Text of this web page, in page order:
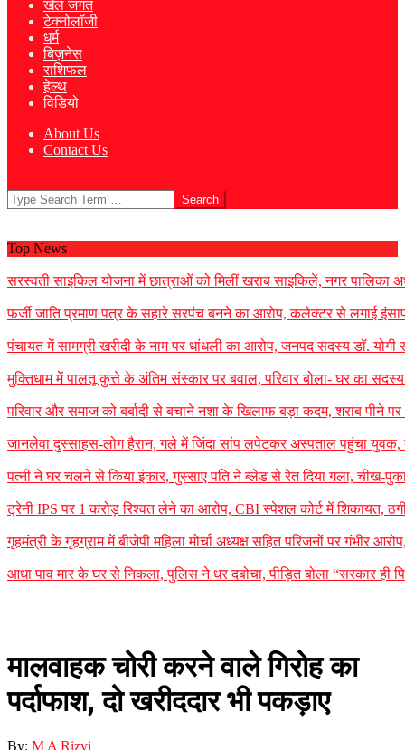
खेल जगत
टेक्नोलॉजी
धर्म
बिज़नेस
राशिफल
हेल्थ
विडियो
About Us
Contact Us
Search
Top News
सरस्वती साइकिल योजना में छात्राओं को मिलीं खराब साइकिलें, नगर पालिका
फर्जी जाति प्रमाण पत्र के सहारे सरपंच बनने का आरोप, कलेक्टर से लगाई
पंचायत में सामग्री खरीदी के नाम पर धांधली का आरोप, जनपद सदस्य डॉ. योगी
मुक्तिधाम में पालतू कुत्ते के अंतिम संस्कार पर बवाल, परिवार बोला- घर का
परिवार और समाज को बर्बादी से बचाने नशा के खिलाफ बड़ा कदम, शराब पीने
जानलेवा दुस्साहस-लोग हैरान, गले में जिंदा सांप लपेटकर अस्पताल पहुंचा युवक,
पत्नी ने घर चलने से किया इंकार, गुस्साए पति ने ब्लेड से रेत दिया गला, चीख-
ट्रेनी IPS पर 1 करोड़ रिश्वत लेने का आरोप, CBI स्पेशल कोर्ट में शिकायत,
गृहमंत्री के गृहग्राम में बीजेपी महिला मोर्चा अध्यक्ष सहित परिजनों पर गंभीर
आधा पाव मार के घर से निकला, पुलिस ने धर दबोचा, पीड़ित बोला “सरकार ही
मालवाहक चोरी करने वाले गिरोह का
पर्दाफाश, दो खरीददार भी पकड़ाए
By: M A Rizvi